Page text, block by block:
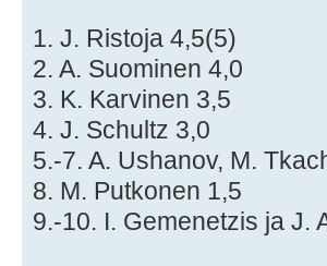
1. J. Ristoja 4,5(5)
2. A. Suominen 4,0
3. K. Karvinen 3,5
4. J. Schultz 3,0
5.-7. A. Ushanov, M.
8. M. Putkonen 1,5
9.-10. I. Gemenetzis ja J.